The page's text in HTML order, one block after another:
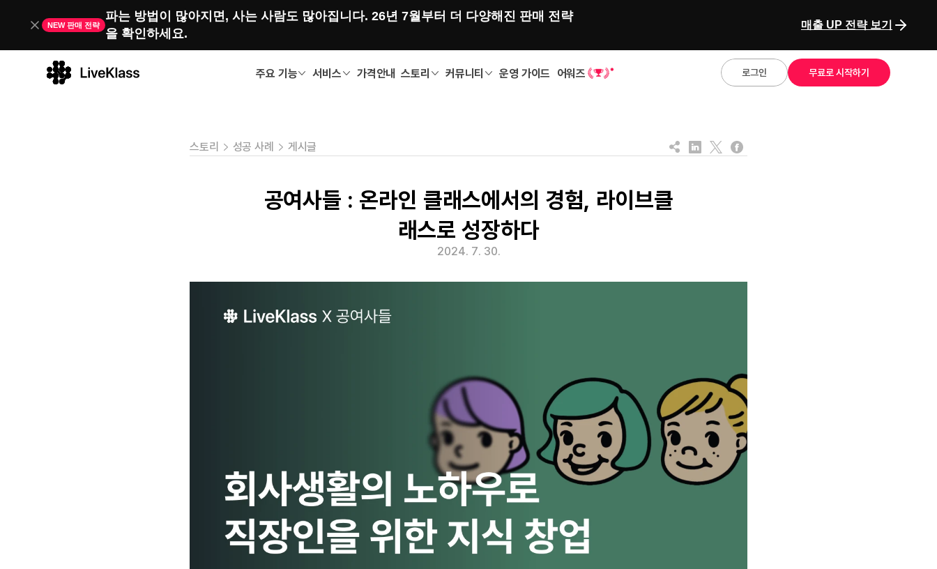
NEW 판매 전략
파는 방법이 많아지면, 사는 사람도 많아집니다. 26년 7월부터 더 다양해진 판매 전략
을 확인하세요.
매출 UP 전략 보기
주요 기능 서비스 가격안내 스토리 커뮤니티 운영 가이드 어워즈 로그인 무료로 시작하기
스토리 성공 사례 게시글
공여사들 : 온라인 클래스에서의 경험, 라이브클
래스로 성장하다
2024. 7. 30.